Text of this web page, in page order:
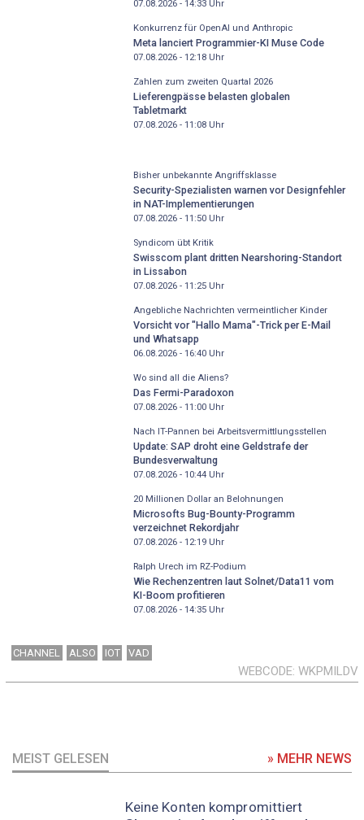
07.08.2026 - 14:33Uhr
Konkurrenz für OpenAI und Anthropic
Meta lanciert Programmier-KI Muse Code
07.08.2026 - 12:18Uhr
Zahlen zum zweiten Quartal 2026
Lieferengpässe belasten globalen
Tabletmarkt
07.08.2026 - 11:08Uhr
Bisher unbekannte Angriffsklasse
Security-Spezialisten warnen vor Designfehler
in NAT-Implementierungen
07.08.2026 - 11:50Uhr
Syndicom übt Kritik
Swisscom plant dritten Nearshoring-Standort
in Lissabon
07.08.2026 - 11:25Uhr
Angebliche Nachrichten vermeintlicher Kinder
Vorsicht vor "Hallo Mama"-Trick per E-Mail
und Whatsapp
06.08.2026 - 16:40Uhr
Wo sind all die Aliens?
Das Fermi-Paradoxon
07.08.2026 - 11:00Uhr
Nach IT-Pannen bei Arbeitsvermittlungsstellen
Update: SAP droht eine Geldstrafe der
Bundesverwaltung
07.08.2026 - 10:44Uhr
20 Millionen Dollar an Belohnungen
Microsofts Bug-Bounty-Programm
verzeichnet Rekordjahr
07.08.2026 - 12:19Uhr
Ralph Urech im RZ-Podium
Wie Rechenzentren laut Solnet/Data11 vom
KI-Boom profitieren
07.08.2026 - 14:35Uhr
CHANNEL ALSO IOT VAD
WEBCODE WKPMILDV
MEIST GELESEN » MEHR NEWS
Keine Konten kompromittiert